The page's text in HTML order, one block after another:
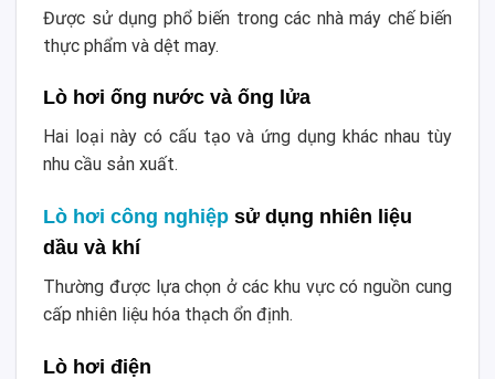
Được sử dụng phổ biến trong các nhà máy chế biến
thực phẩm và dệt may.
Lò hơi ống nước và ống lửa
Hai loại này có cấu tạo và ứng dụng khác nhau tùy
nhu cầu sản xuất.
Lò hơi công nghiệp sử dụng nhiên liệu
dầu và khí
Thường được lựa chọn ở các khu vực có nguồn cung
cấp nhiên liệu hóa thạch ổn định.
Lò hơi điện